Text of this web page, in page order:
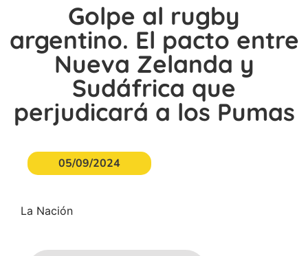
Golpe al rugby
argentino. El pacto entre
Nueva Zelanda y
Sudáfrica que
perjudicará a los Pumas
05/09/2024
La Nación